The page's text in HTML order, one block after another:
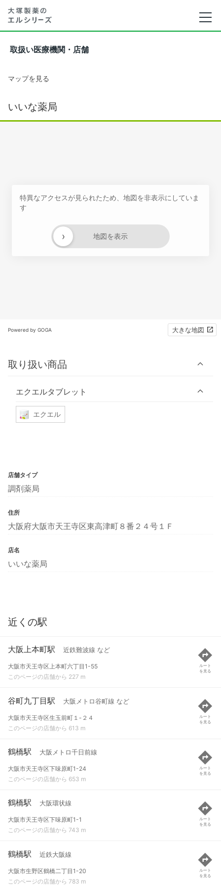
取扱い医療機関・店舗
マップを見る
いいな薬局
特異なアクセスが見られたため、地図を非表示にしていま
す
地図を表示
›
Powered by GOGA 大きな地図
取り扱い商品
エクエルタブレット
エクエル
店舗タイプ
調剤薬局
住所
大阪府大阪市天王寺区東高津町８番２４号１Ｆ
店名
いいな薬局
近くの駅
大阪上本町駅 近鉄難波線 など
大阪市天王寺区上本町六丁目1-55
このページの店舗から 227 m
ルート
を見る
谷町九丁目駅 大阪メトロ谷町線 など
大阪市天王寺区生玉前町１-２４
このページの店舗から 613 m
ルート
を見る
鶴橋駅 大阪メトロ千日前線
大阪市天王寺区下味原町1-24
このページの店舗から 653 m
ルート
を見る
鶴橋駅 大阪環状線
大阪市天王寺区下味原町1-1
このページの店舗から 743 m
ルート
を見る
鶴橋駅 近鉄大阪線
大阪市生野区鶴橋二丁目1-20
このページの店舗から 783 m
ルート
を見る